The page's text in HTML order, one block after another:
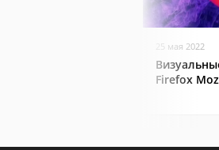
25 мая 2022
Firefox